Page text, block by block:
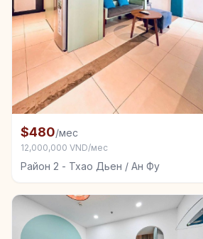
Квартира в аренду в Район 2
$480/мес
12,000,000 VND/мес
Район 2 - Тхао Дьен / Ан Фу